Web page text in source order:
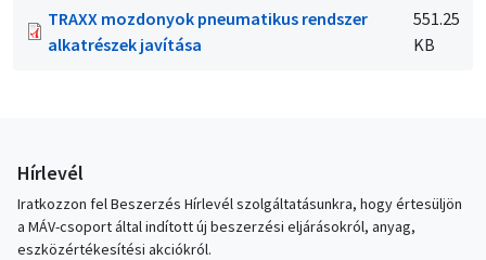
TRAXX mozdonyok pneumatikus rendszer
alkatrészek javítása
551.25
KB
Hírlevél
Iratkozzon fel Beszerzés Hírlevél szolgáltatásunkra, hogy értesüljön
a MÁV-csoport által indított új beszerzési eljárásokról, anyag,
eszközértékesítési akciókról.